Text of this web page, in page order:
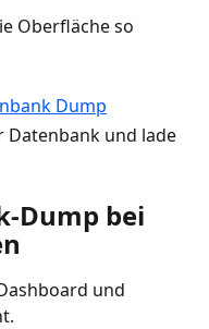
Oberfläche so
Datenbank und lade
Dump bei
und